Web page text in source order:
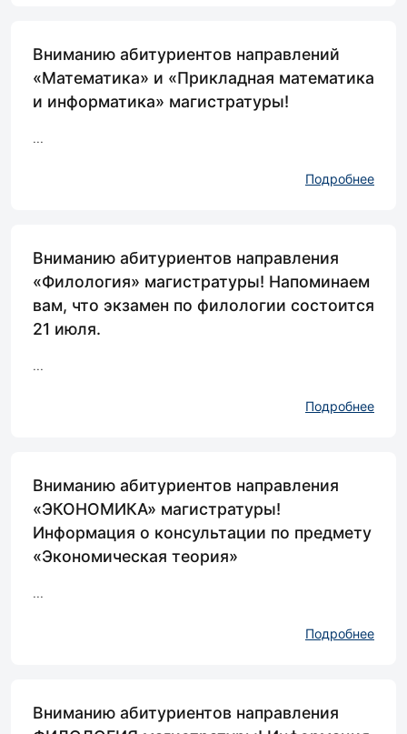
Вниманию абитуриентов направлений
«Математика» и «Прикладная математика
и информатика» магистратуры!
...
Подробнее
Вниманию абитуриентов направления
«Филология» магистратуры! Напоминаем
вам, что экзамен по филологии состоится
21 июля.
...
Подробнее
Вниманию абитуриентов направления
«ЭКОНОМИКА» магистратуры!
Информация о консультации по предмету
«Экономическая теория»
...
Подробнее
Вниманию абитуриентов направления